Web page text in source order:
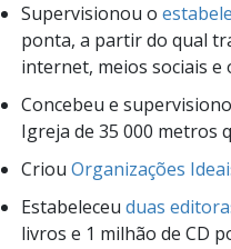
Supervisionou o
ponta, a partir do qual
internet, meios sociais
Concebeu e
Igreja de 35 000 metros
Criou Organizações
Estabeleceu duas
livros e 1 milhão de CD